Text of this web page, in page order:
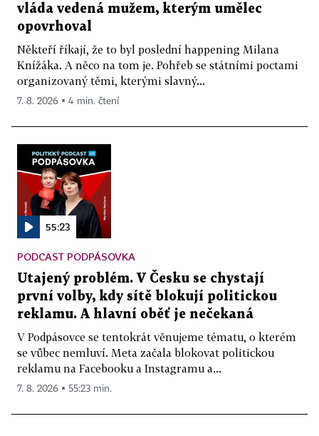
vláda vedená mužem, kterým umělec
opovrhoval
Někteří říkají, že to byl poslední happening Milana
Knížáka. A něco na tom je. Pohřeb se státními poctami
organizovaný těmi, kterými slavný...
7. 8. 2026 ▪ 4 min. čtení
55:23
PODCAST PODPÁSOVKA
Utajený problém. V Česku se chystají
první volby, kdy sítě blokují politickou
reklamu. A hlavní oběť je nečekaná
V Podpásovce se tentokrát věnujeme tématu, o kterém
se vůbec nemluví. Meta začala blokovat politickou
reklamu na Facebooku a Instagramu a...
7. 8. 2026 ▪ 55:23 min.